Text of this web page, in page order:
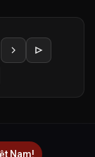
Nam!